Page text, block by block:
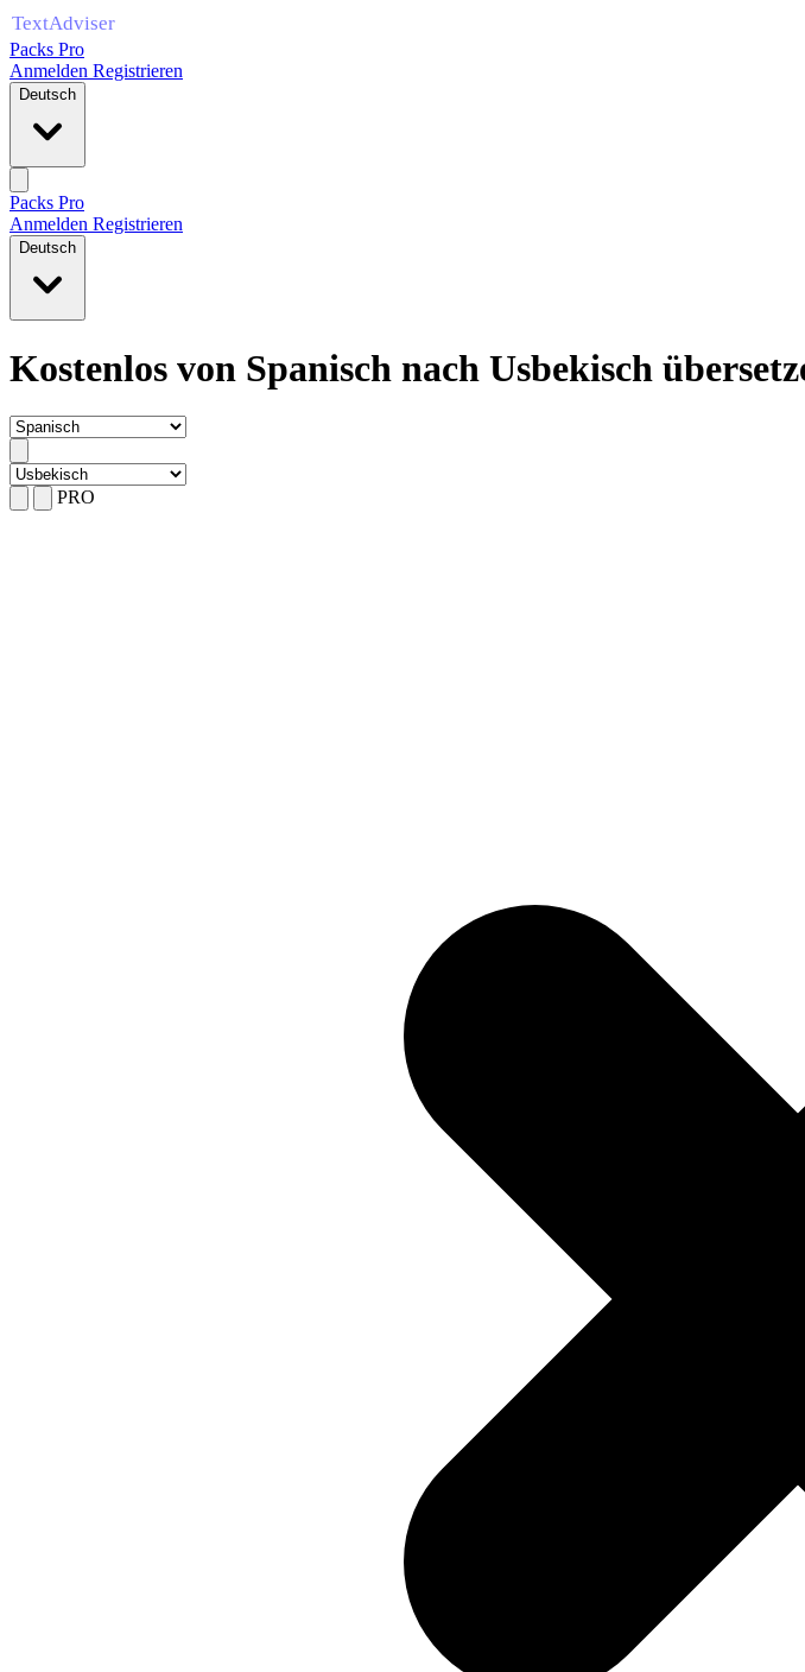
Packs Pro
Anmelden Registrieren
Deutsch
Packs Pro
Anmelden Registrieren
Deutsch
Kostenlos von Spanisch nach Usbekisch
PRO